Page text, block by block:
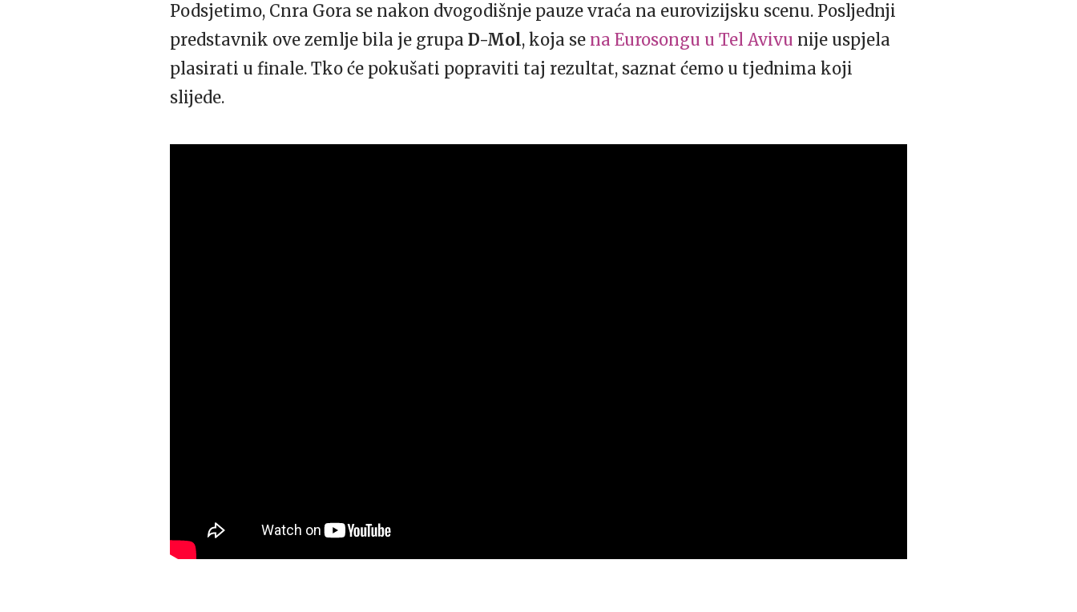
Podsjetimo, Cnra Gora se nakon dvogodišnje pauze vraća na eurovizijsku scenu. Posljednji
predstavnik ove zemlje bila je grupa D-Mol, koja se na Eurosongu u Tel Avivu nije uspjela
plasirati u finale. Tko će pokušati popraviti taj rezultat, saznat ćemo u tjednima koji
slijede.